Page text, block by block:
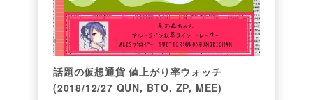
話題の仮想通貨 値上がり率ウォッチ
(2018/12/27 QUN, BTO, ZP, MEE)